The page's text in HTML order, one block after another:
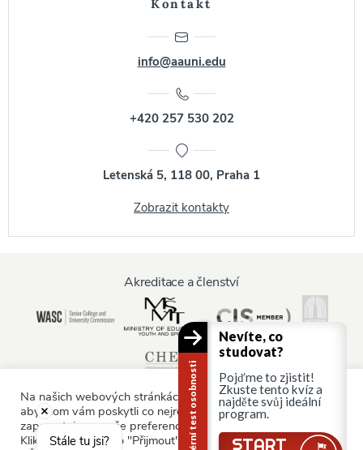
Kontakt
info@aauni.edu
+420 257 530 202
Letenská 5, 118 00, Praha 1
Zobrazit kontakty
Akreditace a členství
Informace pro:
Na našich webových stránkách používáme soubory cookie,
abychom vám poskytli co nejrelevantnější služby tím, že si
zapamatujeme vaše preference a opakované návštěvy.
Kliknutím na tlačítko "Přijmout" souhlasíte s používáním
Kariérní test osobnosti
Nevíte, co
studovat?
Pojďme to zjistit!
Zkuste tento kvíz a
najděte svůj ideální
program.
START
Stále tu jsi?